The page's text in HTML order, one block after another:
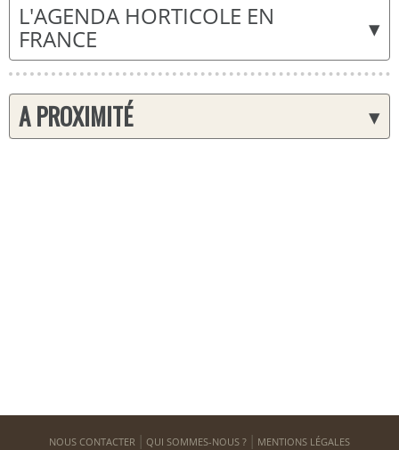
▾
L'AGENDA HORTICOLE EN
FRANCE
▾
A PROXIMITÉ
NOUS CONTACTER QUI SOMMES-NOUS ? MENTIONS LÉGALES